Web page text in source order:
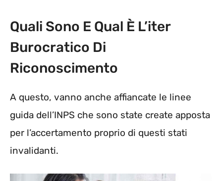
Quali Sono E Qual È L’iter
Burocratico Di
Riconoscimento
A questo, vanno anche affiancate le linee
guida dell’INPS che sono state create apposta
per l’accertamento proprio di questi stati
invalidanti.